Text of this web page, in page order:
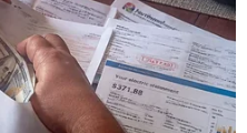
ninh Nga cho rằng
chỉ tham gia hòa đàm